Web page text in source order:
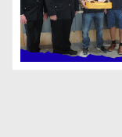
n
a